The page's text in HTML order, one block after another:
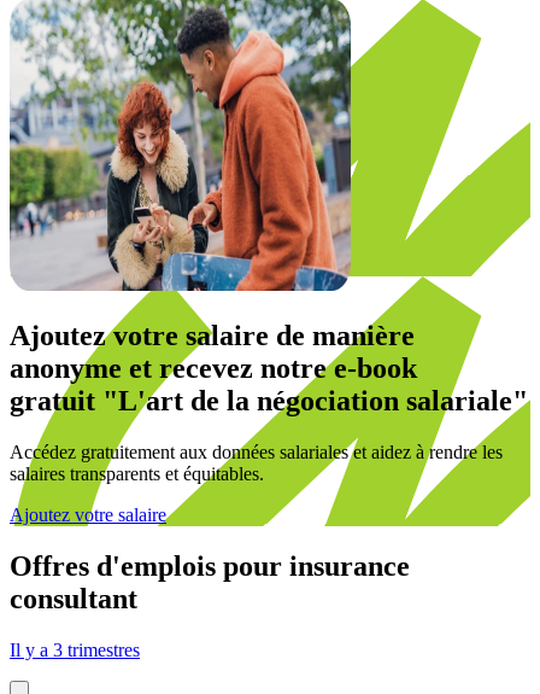
Ajoutez votre salaire de manière
anonyme et recevez notre e-book
gratuit "L'art de la négociation salariale"
Accédez gratuitement aux données salariales et aidez à rendre les
salaires transparents et équitables.
Ajoutez votre salaire
Offres d'emplois pour insurance
consultant
Il y a 3 trimestres